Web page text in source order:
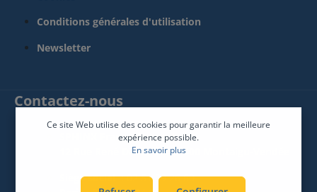
Conditions générales d'utilisation
Newsletter
Contactez-nous
SPHINX France Connect
12 Rue René Descartes 85600 Montaigu-Vendée
Siège social :02 51 09 26 60
Ce site Web utilise des cookies pour garantir la meilleure
expérience possible.
En savoir plus